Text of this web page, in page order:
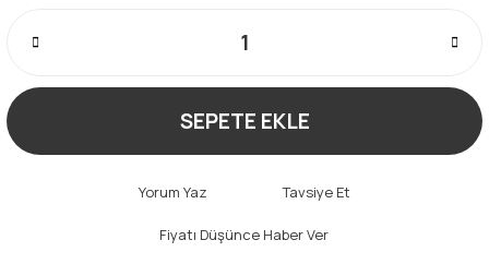
SEPETE EKLE
Yorum Yaz Tavsiye Et
Fiyatı Düşünce Haber Ver